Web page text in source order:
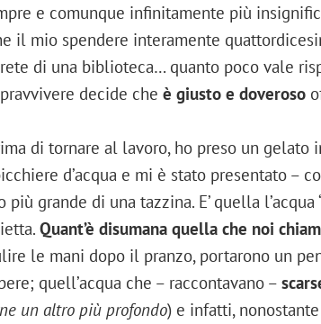
e comunque infinitamente più
il mio spendere interamente
di una biblioteca… quanto poco vale
decide che è giusto e doveroso
di tornare al lavoro, ho preso un gelato
d’acqua e mi è stato presentato –
grande di una tazzina. E’ quella l’acqua
Quant’è disumana quella che noi
le mani dopo il pranzo, portarono un
quell’acqua che – raccontavano –
un altro più profondo) e infatti,